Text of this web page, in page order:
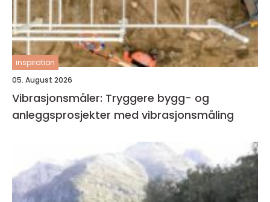
inspiration
05. August 2026
Vibrasjonsmåler: Tryggere bygg- og
anleggsprosjekter med vibrasjonsmåling